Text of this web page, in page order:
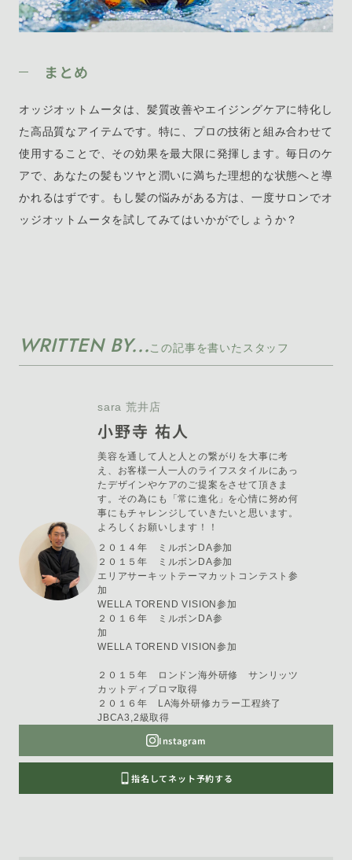
まとめ
オッジオットムータは、髪質改善やエイジングケアに特化し
た高品質なアイテムです。特に、プロの技術と組み合わせて
使用することで、その効果を最大限に発揮します。毎日のケ
アで、あなたの髪もツヤと潤いに満ちた理想的な状態へと導
かれるはずです。もし髪の悩みがある方は、一度サロンでオ
ッジオットムータを試してみてはいかがでしょうか？
WRITTEN BY... この記事を書いたスタッフ
sara 荒井店
小野寺 祐人
美容を通して人と人との繋がりを大事に考
え、お客様一人一人のライフスタイルにあっ
たデザインやケアのご提案をさせて頂きま
す。その為にも「常に進化」を心情に努め何
事にもチャレンジしていきたいと思います。
よろしくお願いします！！
２０１４年 ミルボンDA参加
２０１５年 ミルボンDA参加
エリアサーキットテーマカットコンテスト参
加
WELLA TOREND VISION参加
２０１６年 ミルボンDA参
加
WELLA TOREND VISION参加
２０１５年 ロンドン海外研修 サンリッツ
カットディプロマ取得
２０１６年 LA海外研修カラー工程終了
JBCA3,2級取得
Instagram
指名してネット予約する